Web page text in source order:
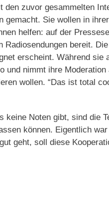
den zuvor gesammelten
gemacht. Sie wollen in
helfen: auf der
Radiosendungen bereit.
erscheint. Während
und nimmt ihre
wollen. “Das ist total
keine Noten gibt, sind die
können. Eigentlich
geht, soll diese